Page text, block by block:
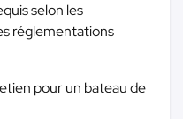
selon les
réglementations
pour un bateau de